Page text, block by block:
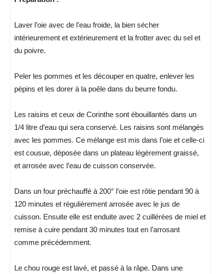
Laver l’oie avec de l’eau froide, la bien sécher
intérieurement et extérieurement et la frotter avec du sel et
du poivre.
Peler les pommes et les découper en quatre, enlever les
pépins et les dorer à la poêle dans du beurre fondu.
Les raisins et ceux de Corinthe sont ébouillantés dans un
1/4 litre d’eau qui sera conservé. Les raisins sont mélangés
avec les pommes. Ce mélange est mis dans l’oie et celle-ci
est cousue, déposée dans un plateau légèrement graissé,
et arrosée avec l’eau de cuisson conservée.
Dans un four préchauffé à 200° l’oie est rôtie pendant 90 à
120 minutes et régulièrement arrosée avec le jus de
cuisson. Ensuite elle est enduite avec 2 cuillérées de miel et
remise à cuire pendant 30 minutes tout en l’arrosant
comme précédemment.
Le chou rouge est lavé, et passé à la râpe. Dans une